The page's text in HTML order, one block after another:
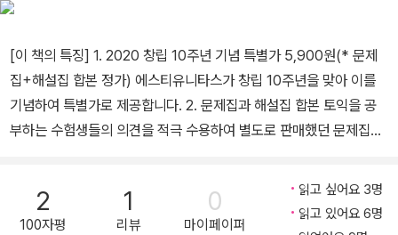
[이 책의 특징] 1. 2020 창립 10주년 기념 특별가 5,900원(* 문제
집+해설집 합본 정가) 에스티유니타스가 창립 10주년을 맞아 이를
기념하여 특별가로 제공합니다. 2. 문제집과 해설집 합본 토익을 공
부하는 수험생들의 의견을 적극 수용하여 별도로 판매했던 문제집과
4. 출제진급 연구소와 숙련된 원어민들이 만든 기출 기반 변형 문제
기출과 가장 흡사한 문제를 풀면서 철저하게 실전에 대비할 수 있습
2
100자평
1
리뷰
0
마이페이퍼
읽고 싶어요 3명
읽고 있어요 6명